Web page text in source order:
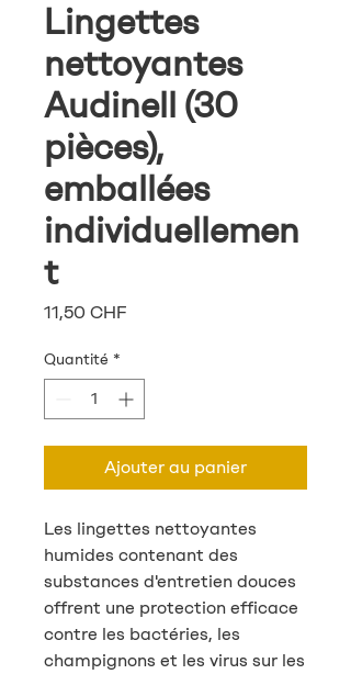
Lingettes
nettoyantes
Audinell (30
pièces),
emballées
individuellemen
t
11,50 CHFPrix
Quantité *
Ajouter au panier
Les lingettes nettoyantes
humides contenant des
substances d'entretien douces
offrent une protection efficace
contre les bactéries, les
champignons et les virus sur les